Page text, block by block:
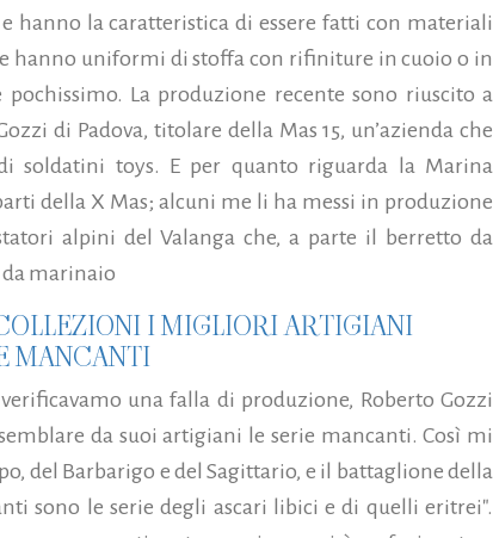
hanno la caratteristica di essere fatti con materiali
hanno uniformi di stoffa con rifiniture in cuoio o in
La produzione recente sono riuscito a
di Padova, titolare della Mas 15, un’azienda che
soldatini toys. E per quanto riguarda la Marina
della X Mas; alcuni me li ha messi in produzione
alpini del Valanga che, a parte il berretto da
marinaio
I MIGLIORI ARTIGIANI
MANCANTI
una falla di produzione, Roberto Gozzi
da suoi artigiani le serie mancanti. Così mi
del Barbarigo e del Sagittario, e il battaglione della
sono le serie degli ascari libici e di quelli eritrei".